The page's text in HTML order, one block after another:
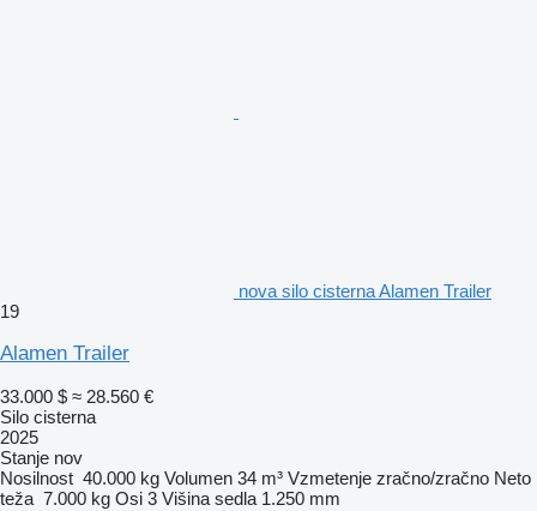
nova silo cisterna Alamen Trailer
19
Alamen Trailer
33.000 $ ≈ 28.560 €
Silo cisterna
2025
Stanje nov
Nosilnost 40.000 kg Volumen 34 m³ Vzmetenje zračno/zračno Neto
teža 7.000 kg Osi 3 Višina sedla 1.250 mm